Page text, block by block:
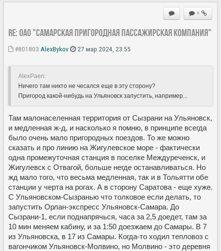
+
Re: ОАО "Самарская пригородная пассажирская компания"
#801803 AlexBykov 27 мар 2024, 23:55
AlexPaen:
Ничего там никто не чесался еще в эту сторону?
Пригород какой-нибудь на Ульяновск запустить, например...
Там малонаселенная территория от Сызрани на Ульяновск,
и медленная ж-д, и насколько я помню, в принципе всегда
было очень мало пригородных поездов. То же можно
сказать и про линию на Жигулевское море - фактически
одна промежуточная станция в поселке Междуреченск, и
Жигулевск с Отвагой, больше негде останавливаться. Но
жд мало того, что весьма медленная, так и в Тольятти обе
станции у черта на рогах. А в сторону Саратова - еще хуже.
С Ульяновском-Сызранью что толковое если делать, то
запустить Орлан-экспресс Ульяновск-Самара. До
Сызрани-1, если поднапрячься, часа за 2,5 доедет, там за
10 мин меняем кабину, и за 1:50 доезжаем до Самары. В 7
из Ульяновска, в 17 из Самары. Когда-то ходил тепловоз с
вагончиком Ульяновск-Молвино, но Молвино - это деревня